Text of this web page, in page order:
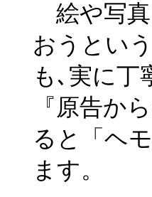
絵や写真
おうとい
も､実に丁
『原告か
ると「ヘ
ます。